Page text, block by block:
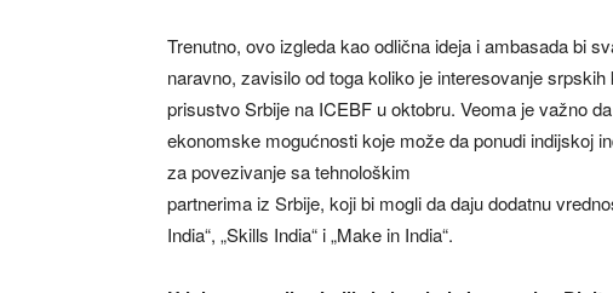
Trenutno, ovo izgleda kao odlična ideja i ambasada bi
naravno, zavisilo od toga koliko je interesovanje
prisustvo Srbije na ICEBF u oktobru. Veoma je važno
ekonomske mogućnosti koje može da ponudi indijskoj
za povezivanje sa tehnološkim
partnerima iz Srbije, koji bi mogli da daju dodatnu
India“, „Skills India“ i „Make in India“.